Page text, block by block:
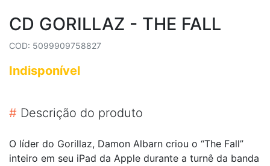
CD GORILLAZ - THE FALL
COD: 5099909758827
Indisponível
# Descrição do produto
O líder do Gorillaz, Damon Albarn criou o “The Fall”
inteiro em seu iPad da Apple durante a turnê da banda